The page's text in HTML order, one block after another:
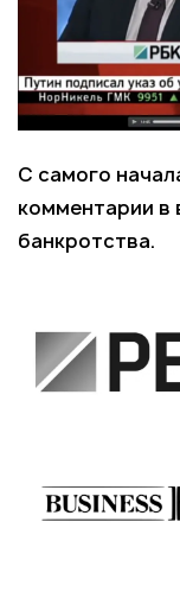
С самого
комментарии
банкротства.